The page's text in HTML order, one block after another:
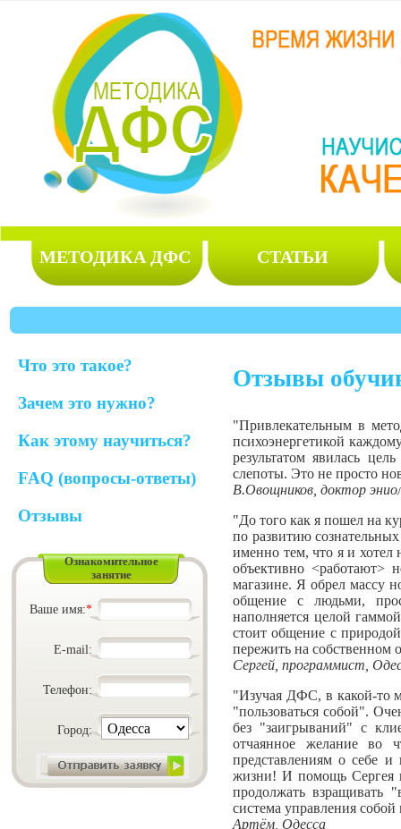
МЕТОДИКА ДФС СТАТЬИ
Что это такое?
Зачем это нужно?
Как этому научиться?
FAQ (вопросы-ответы)
Отзывы
Ознакомительное
занятие
Ваше имя:*
E-mail:
Телефон:
Город:
Отзывы
"Привлекательным в
психоэнергетикой
результатом явилась
слепоты. Это не просто
В.Овощников, доктор
"До того как я пошел на
по развитию
именно тем, что я и хотел
объективно <работают>
магазине. Я обрел массу
общение с людьми,
наполняется целой
стоит общение с
пережить на собственном
Сергей, программист,
"Изучая ДФС, в какой-то
"пользоваться собой".
без "заигрываний" с
отчаянное желание во
представлениям о себе
жизни! И помощь Сергея в
продолжать взращивать
система управления
Артём, Одесса